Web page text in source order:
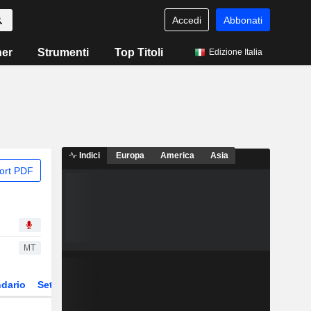
Accedi Abbonati
Strumenti Top Titoli Edizione Italia
PDF
MT
Settore
Indici Europa America Asia